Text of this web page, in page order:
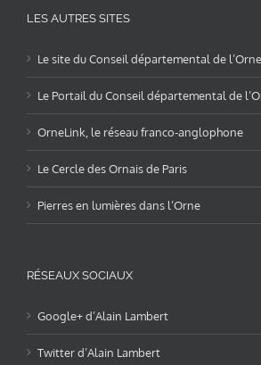
LES AUTRES SITES
Le site du Conseil départemental de l’Orne
Le Portail du Conseil départemental de
OrneLink, le réseau franco-anglophone
Le Cercle des Ornais de Paris
Pierres en lumières dans l’Orne
RÉSEAUX SOCIAUX
Google+ d’Alain Lambert
Twitter d’Alain Lambert